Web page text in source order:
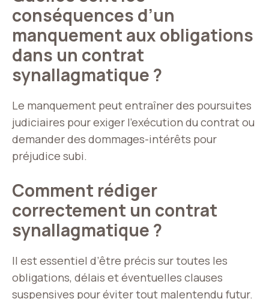
conséquences d’un
manquement aux obligations
dans un contrat
synallagmatique ?
Le manquement peut entraîner des poursuites
judiciaires pour exiger l’exécution du contrat ou
demander des dommages-intérêts pour
préjudice subi.
Comment rédiger
correctement un contrat
synallagmatique ?
Il est essentiel d’être précis sur toutes les
obligations, délais et éventuelles clauses
suspensives pour éviter tout malentendu futur.